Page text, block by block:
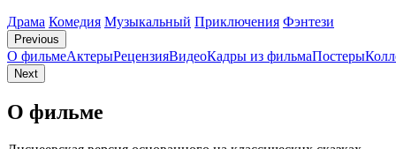
Драма Комедия Музыкальный Приключения Фэнтези
Previous
О фильмеАктерыРецензияВидеоКадры из фильмaПостеры
Next
О фильме